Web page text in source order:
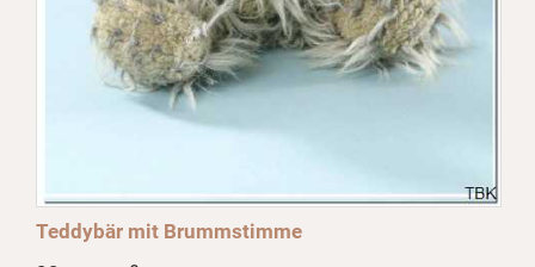
Teddybär mit Brummstimme